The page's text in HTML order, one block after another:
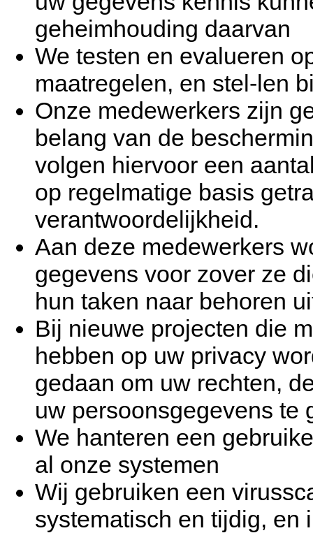
geheimhouding daarvan
We testen en evalueren
maatregelen, en stel-len
Onze medewerkers zijn
belang van de
volgen hiervoor een
op regelmatige basis
verantwoordelijkheid.
Aan deze medewerkers
gegevens voor zover ze
hun taken naar behoren
Bij nieuwe projecten die
hebben op uw privacy
gedaan om uw rechten,
uw persoonsgegevens te
We hanteren een
al onze systemen
Wij gebruiken een
systematisch en tijdig, en